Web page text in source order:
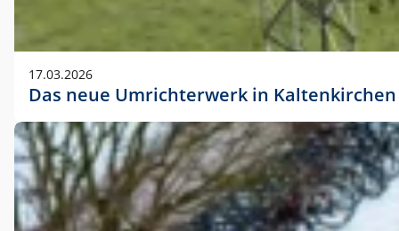
17.03.2026
Das neue Umrichterwerk in Kaltenkirchen